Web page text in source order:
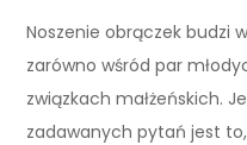
Noszenie obrączek budzi
zarówno wśród par
związkach małżeńskich.
zadawanych pytań jest